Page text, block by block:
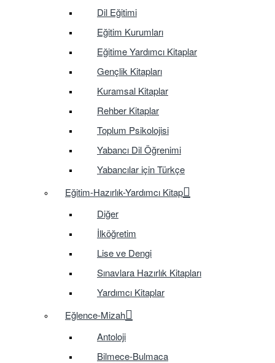
Dil Eğitimi
Eğitim Kurumları
Eğitime Yardımcı Kitaplar
Gençlik Kitapları
Kuramsal Kitaplar
Rehber Kitaplar
Toplum Psikolojisi
Yabancı Dil Öğrenimi
Yabancılar için Türkçe
Eğitim-Hazırlık-Yardımcı Kitap
Diğer
İlköğretim
Lise ve Dengi
Sınavlara Hazırlık Kitapları
Yardımcı Kitaplar
Eğlence-Mizah
Antoloji
Bilmece-Bulmaca